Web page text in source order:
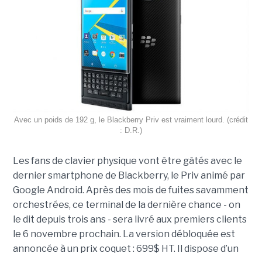
Avec un poids de 192 g, le Blackberry Priv est vraiment lourd. (crédit
: D.R.)
Les fans de clavier physique vont être gâtés avec le
dernier smartphone de Blackberry, le Priv animé par
Google Android. Après des mois de fuites savamment
orchestrées, ce terminal de la dernière chance - on
le dit depuis trois ans - sera livré aux premiers clients
le 6 novembre prochain. La version débloquée est
annoncée à un prix coquet : 699$ HT. Il dispose d’un